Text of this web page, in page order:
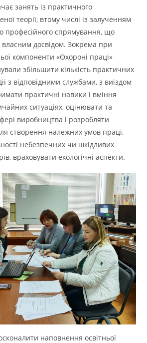
занять із практичного
теорії, втому числі із залученням
професійного спрямування, що
власним досвідом. Зокрема при
компоненти «Охороні праці»
збільшити кількість практичних
з відповідними службами, з виїздом
практичні навики і вміння
ситуаціях, оцінювати та
виробництва і розробляти
створення належних умов праці,
небезпечних чи шкідливих
враховувати екологічні аспекти.
наповнення освітньої